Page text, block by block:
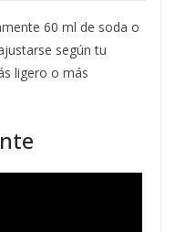
60 ml de soda o
según tu
ligero o más